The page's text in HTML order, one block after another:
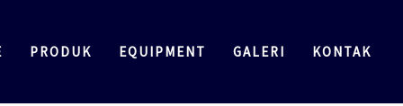
PRODUK EQUIPMENT GALERI KONTAK